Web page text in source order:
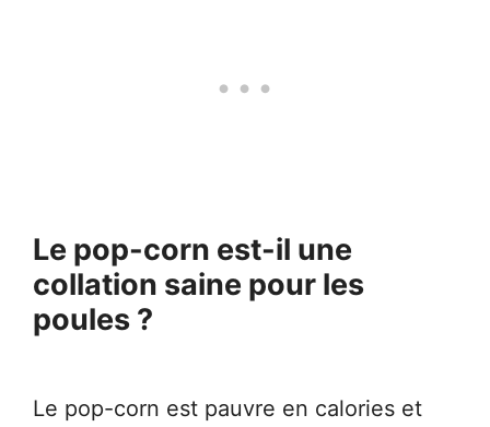
Le pop-corn est-il une
collation saine pour les
poules ?
Le pop-corn est pauvre en calories et